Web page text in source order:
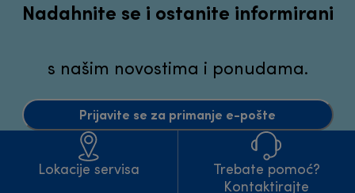
Nadahnite se i ostanite informirani
s našim novostima i ponudama.
Prijavite se za primanje e-pošte
Lokacije servisa
Trebate pomoć?
Kontaktirajte